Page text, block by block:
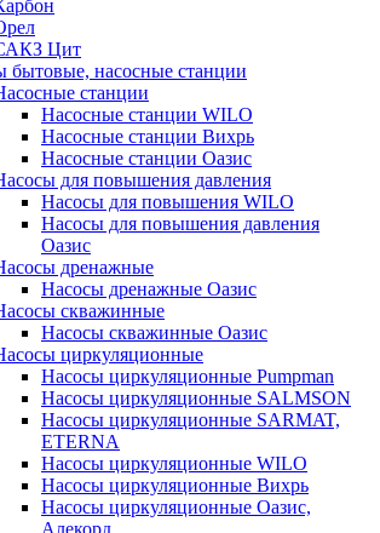
Цит
бытовые, насосные станции
станции
Насосные станции WILO
Насосные станции Вихрь
Насосные станции Оазис
для повышения давления
Насосы для повышения WILO
Насосы для повышения давления
Оазис
дренажные
Насосы дренажные Оазис
скважинные
Насосы скважинные Оазис
циркуляционные
Насосы циркуляционные Pumpman
Насосы циркуляционные SALMSON
Насосы циркуляционные SARMAT,
ETERNA
Насосы циркуляционные WILO
Насосы циркуляционные Вихрь
Насосы циркуляционные Оазис,
Алекорд